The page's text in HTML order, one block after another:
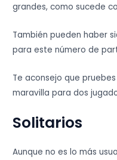
grandes, como sucede
También pueden haber
para este número de
Te aconsejo que
maravilla para dos
Solitarios
Aunque no es lo más